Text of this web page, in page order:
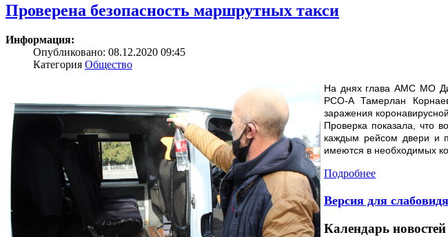
Проверена безопасность маршрутных такси
Информация:
Опубликовано: 08.12.2020 09:45
Категория Общество
На днях глава АМС МО
РСО-А Тамерлан
заражения
Проверка показала, что
каждым рейсом двери и
имеются в необходимых
Подробнее
Версия для
Календарь новостей